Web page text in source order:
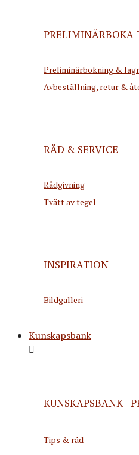
PRELIMINÄRBOKA
Preliminärbokning &
Avbeställning, retur &
RÅD & SERVICE
Rådgivning
Tvätt av tegel
INSPIRATION
Bildgalleri
Kunskapsbank
KUNSKAPSBANK -
Tips & råd